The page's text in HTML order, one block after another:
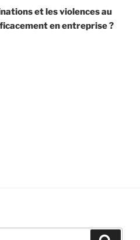
et les violences au
en entreprise ?